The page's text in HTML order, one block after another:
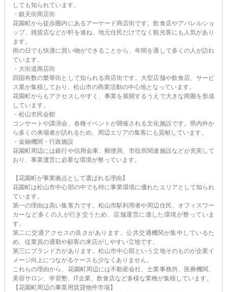
しても知られています。
・銀天街商店街
花園町から徒歩圏内にあるアーケード商店街です。飲食店やアパレルショ
ップ、雑貨店などが軒を連ね、地元住民だけでなく観光客にも人気があり
ます。
雨の日でも快適に買い物ができることから、年間を通して多くの人が訪れ
ています。
・大街道商店街
四国有数の繁華街として知られる商店街です。大型店舗や飲食店、サービ
ス業が集積しており、松山市の商業活動の中心地となっています。
花園町からもアクセスしやすく、事業を展開するうえで大きな商圏を形成
しています。
・松山市民会館
コンサートや講演会、各種イベントが開催される文化施設です。県内外か
ら多くの来場者が訪れるため、周辺エリアの集客にも貢献しています。
・金融機関・行政施設
花園町周辺には銀行や信用金庫、郵便局、市役所関連施設などが充実して
おり、事業運営に必要な環境が整っています。
【花園町が事業拠点として選ばれる理由】
花園町は松山市中心部の中でも特に事業環境に優れたエリアとして知られ
ています。
第一の理由は高い集客力です。松山市駅利用者や周辺住民、オフィスワー
カーなど多くの人が行き交うため、店舗運営に適した環境が整っていま
す。
第二に交通アクセスの良さがあります。公共交通機関が集中しているた
め、従業員の通勤や顧客の来店がしやすい立地です。
第三にブランド力があります。松山市中心部という立地そのものが企業イ
メージ向上につながるケースも少なくありません。
これらの理由から、花園町周辺には不動産会社、士業事務所、医療機関、
美容サロン、学習塾、IT企業、飲食店など多様な業種が集積しています。
【花園町周辺の事業用賃貸物件市場】